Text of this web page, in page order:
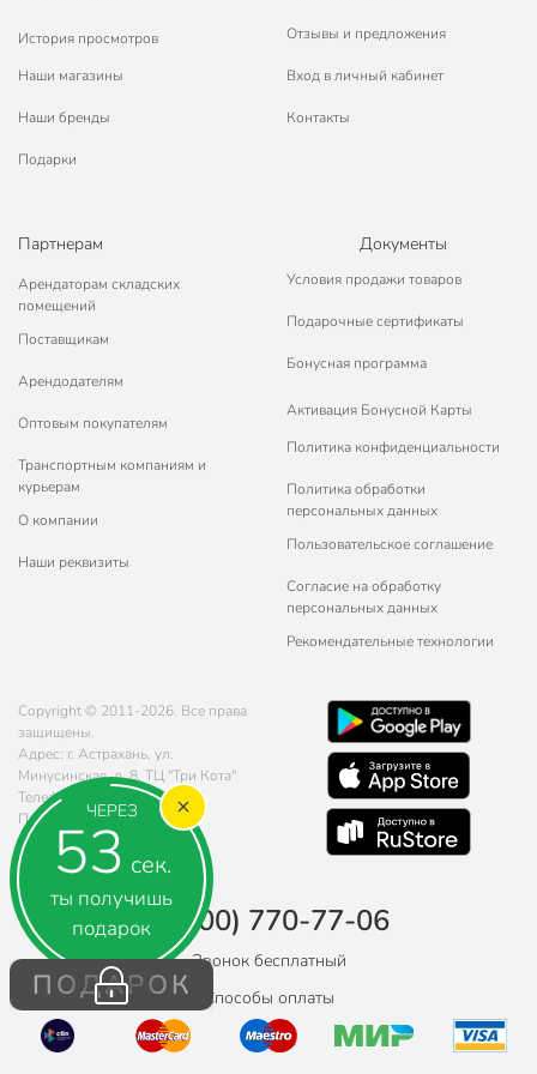
ЧЕРЕЗ
52 сек.
ты получишь
подарок
ПОДАРОК
История просмотров
Наши магазины
Наши бренды
Подарки
Отзывы и предложения
Вход в личный кабинет
Контакты
Партнерам
Арендаторам складских
помещений
Поставщикам
Арендодателям
Оптовым покупателям
Транспортным компаниям и
курьерам
О компании
Наши реквизиты
Документы
Условия продажи товаров
Подарочные сертификаты
Бонусная программа
Активация Бонусной Карты
Политика конфиденциальности
Политика обработки
персональных данных
Пользовательское соглашение
Согласие на обработку
персональных данных
Рекомендательные технологии
Copyright © 2011-2026. Все права
защищены.
Адрес: г. Астрахань, ул.
Минусинская, д. 8, ТЦ "Три Кота"
Телефон:
8 (800) 770-77-06
Почта:
sales@poryadok.ru
8 (800) 770-77-06
Звонок бесплатный
Способы оплаты